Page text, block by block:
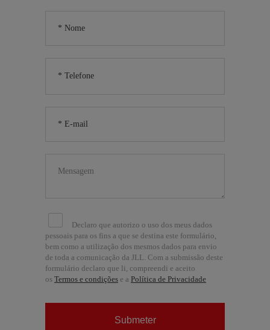
Declaro que autorizo o uso dos meus dados
pessoais para os fins a que se destina este formulário,
bem como a utilização dos mesmos dados para envio
de toda a comunicação da JLL. Com a submissão deste
formulário declaro que li, compreendi e aceito
os Termos e condições e a Política de Privacidade
Submeter